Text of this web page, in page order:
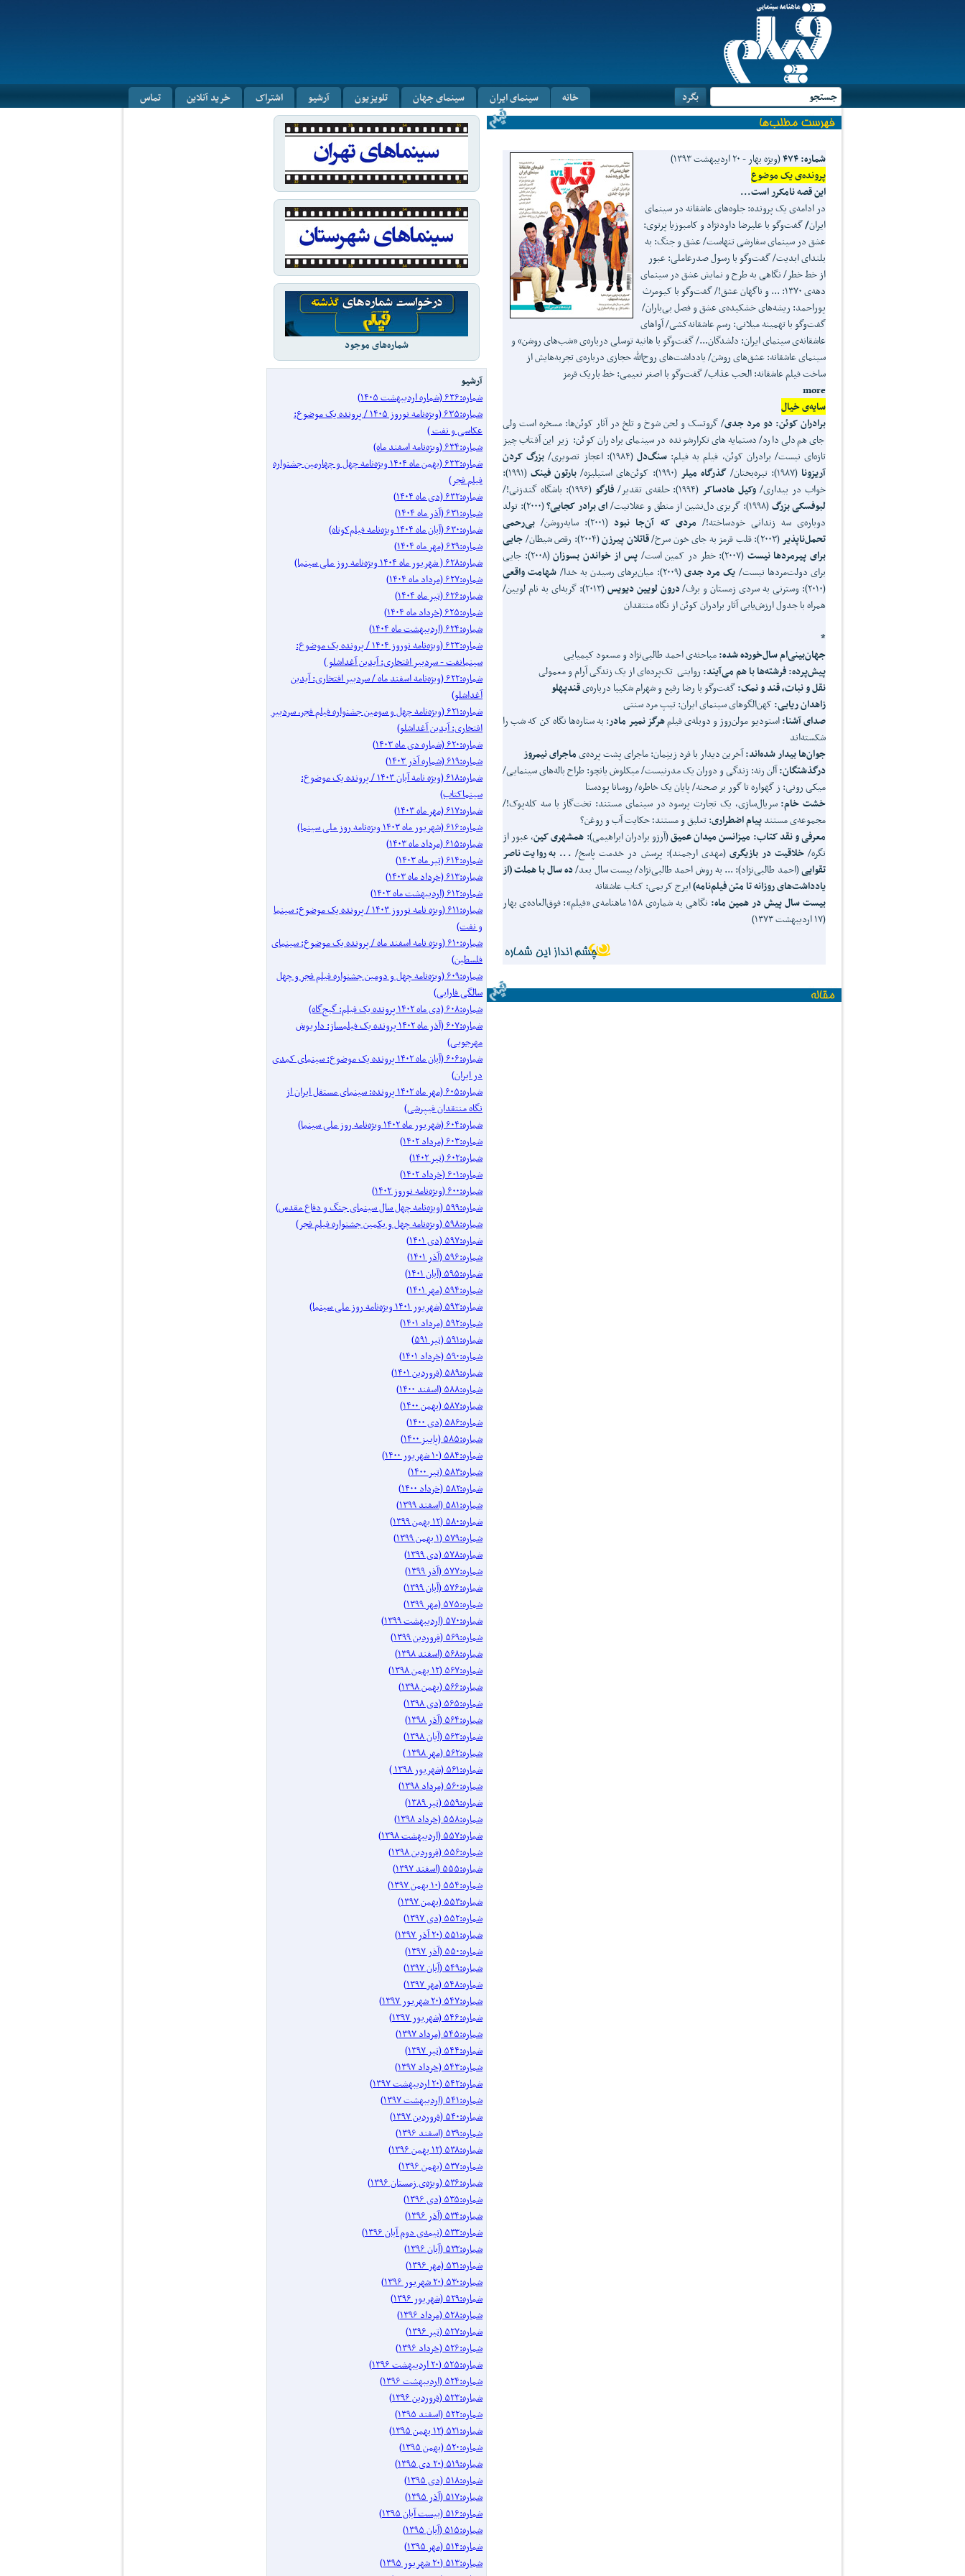
خانه سینمای ایران سینمای جهان تلویزیون آرشیو اشتراک خرید آنلاین تماس
شماره: ۴۷۴
(ویژه بهار - ۲۰ اردیبهشت ۱۳۹۳)
پرونده‌ییک موضوع
این قصه نامکرر است...
در ادامه‌ی یک پرونده: جلوه‌های عاشقانه در سینمای
ایران/گفت‌وگو با علیرضا داودنژاد و کامبوزیا پرتوی:
عشق در سینمای سفارشی تنهاست/ عشق و جنگ: به
بلندای ابدیت/ گفت‌وگو با رسول صدرعاملی: عبور
از خط خطر/ نگاهی به طرح و نمایش عشق در سینمای
دهه‌ی ۱۳۷۰: ... و ناگهان عشق!/ گفت‌وگو با کیومرث
پوراحمد: ریشه‌های خشکیده‌ی عشق و فصل بی‌باران/
گفت‌وگو با تهمینه میلانی: رسم عاشقانه‌کشی/ آواهای
عاشقانه‌ی سینمای ایران: دلشدگان.../ گفت‌وگو با هانیه توسلی درباره‌ی «شب‌های روشن» و
سینمای عاشقانه: عشق‌های روشن/ یادداشت‌های روح‌الله حجازی درباره‌ی تجربه‌هایش از
ساخت فیلم عاشقانه: الحب عذاب/ گفت‌وگو با اصغر نعیمی: خط باریک قرمز
more
سایه‌ی خیال
برادران کوئن: دو مرد جدی/ گروتسک و لحن شوخ و تلخ در آثار کوئن‌ها: مسخره است ولی
جای هم‌دلی دارد/ دستمایه‌های تکرارشونده در سینمای برادران کوئن: زیر این آفتاب چیز
تازه‌ای نیست/ برادران کوئن، فیلم به فیلم:سنگدل (۱۹۸۴): اعجاز تصویری/
بزرگ کردن
آریزونا(۱۹۸۷): تیره‌بختان/ گذرگاه میلر (۱۹۹۰): کوئن‌های استیلیزه/ بارتون فینک
(۱۹۹۱):
خواب در بیداری/ وکیل هادساکر (۱۹۹۴): حلقه‌ی تقدیر/ فارگو (۱۹۹۶): باشگاه گندزنی!/
لبوفسکی بزرگ(۱۹۹۸): گریزی دل‌نشین از منطق و عقلانیت/ ای برادر کجایی؟
(۲۰۰۰): تولد
دوباره‌ی سه زندانی خودساخته!/ مردی که آنجا نبود (۲۰۰۱): سایه‌روشن/ بیرحمی
تحملناپذیر (۲۰۰۳): قلب قرمز به جای خون سرخ/ قاتلان پیرزن(۲۰۰۴): رقص شیطان/
جایی
برای پیرمردها نیست (۲۰۰۷): خطر در کمین است/ پس از خواندن بسوزان
(۲۰۰۸): جایی
برای دولت‌مردها نیست/ یک مرد جدی(۲۰۰۹): میان‌برهای رسیدن به خدا/
شهامت واقعی
(۲۰۱۰): وسترنی به سردی زمستان و برف/
درون لویین دیویس
(۲۰۱۳): گربه‌ای به نام لویین/
همراه با جدول ارزش‌یابی آثار برادران کوئن از نگاه منتقدان
*
جهانبینیام سالخورده شده:مباحثه‌ی احمد طالبی‌نژاد و مسعود کیمیایی
پیشپرده: فرشتهها با هم میآیند: روایتی تک‌پرده‌ای از یک زندگی آرام و معمولی
نقل و نبات، قند و نمک:گفت‌وگو با رضا رفیع و شهرام شکیبا درباره‌یقندپهلو
زاهدان ریایی:کهن‌الگوهای سینمای ایران: تیپ مرد سنتی
صدای آشنا:استودیو مولن‌روژ و دوبله‌ی فیلمهرگز نمیر مادر: به ستاره‌ها نگاه کن که شب را
شکسته‌اند
جوانها بیدار شدهاند:آخرین دیدار با فرد زینِمان: ماجرای پشت پرده‌یماجرای نیمروز
درگذشتگان:آلن رنه: زندگی و دوران یک مدرنیست/ میکلوش یانچو: طراح باله‌های سینمایی/
میکی رونی: ز گهواره تا گور بر صحنه/ پایان یک خاطره/ روسانا پودستا
خشت خام:سریال‌سازی، یک تجارت پرسود در سینمای مستند: تخت‌گاز با سه کله‌پوک!/
مجموعه‌ی مستندپیام اضطراری: تعلیق و مستند؛ حکایت آب و روغن؟
معرفی و نقد کتاب: میزانسن میدان عمیق(آرزو برادران ابراهیمی): همشهری کین، عبور از
نگره/خلاقیت در بازیگری (مهدی ارجمند): پرسش در خدمت پاسخ/ ... به روایت ناصر
تقوایی(احمد طالبی‌نژاد): ... به روش احمد طالبی‌نژاد/ بیست سال بعد/ده سال با هملت (از
یادداشتهای روزانه تا متن فیلمنامه)ایرج کریمی: کتاب عاشقانه
بیست سال پیش در همین ماه:
نگاهی به شماره‌ی ۱۵۸ ماهنامه‌ی «فیلم»: فوق‌العاده‌ی ‌بهار
(۱۷ اردیبهشت ۱۳۷۳)
شماره‌های موجود
آرشیو
شماره:۶۳۶ (شماره اردیبهشت ۱۴۰۵)
شماره:۶۳۵ (ویژه‌نامه نوروز ۱۴۰۵ / پرونده یک موضوع:
عکاسی و نفت )
شماره:۶۳۴ (ویژه‌نامه اسفند ماه)
شماره:۶۳۳ (بهمن ماه ۱۴۰۴ ویژه‌نامه چهل‌ و‌ چهارمین جشنواره
فیلم فجر)
شماره:۶۳۲ (دی ماه ۱۴۰۴)
شماره:۶۳۱ (آذر ماه ۱۴۰۴)
شماره:۶۳۰ (آبان ماه ۱۴۰۴ ویژه‌نامه فیلم‌کوتاه)
شماره:۶۲۹ (مهر ماه ۱۴۰۴)
شماره:۶۲۸ ( شهریور ماه ۱۴۰۴ ویژه‌نامه روز ملی سینما)
شماره:۶۲۷ (مرداد ماه ۱۴۰۴)
شماره:۶۲۶ (تیر ماه ۱۴۰۴)
شماره:۶۲۵ (خرداد ماه ۱۴۰۴)
شماره:۶۲۴ (اردیبهشت ماه ۱۴۰۴)
شماره:۶۲۳ (ویژه‌نامه نوروز ۱۴۰۴ / پرونده یک موضوع:
سینمانفت - سردبیر افتخاری: آیدین آغداشلو )
شماره:۶۲۲ (ویژه‌نامه اسفند ماه / سردبیر افتخاری: آیدین
آغداشلو)
شماره:۶۲۱ (ویژه‌نامه چهل‌ و‌ سومین جشنواره فیلم فجر، سردبیر
افتخاری: آیدین آغداشلو)
شماره:۶۲۰ (شماره دی ماه ۱۴۰۳)
شماره:۶۱۹ (شماره آذر ۱۴۰۳)
شماره:۶۱۸ (ویژه نامه آبان ۱۴۰۳ / پرونده یک موضوع:
سینماکتاب)
شماره:۶۱۷ (مهر ماه ۱۴۰۳)
شماره:۶۱۶ (شهریور ماه ۱۴۰۳ ویژه‌نامه روز ملی سینما)
شماره:۶۱۵ (مرداد ماه ۱۴۰۳)
شماره:۶۱۴ (تیر ماه ۱۴۰۳)
شماره:۶۱۳ (خرداد ماه ۱۴۰۳)
شماره:۶۱۲ (اردیبهشت ماه ۱۴۰۳)
شماره:۶۱۱ (ویژه نامه نوروز ۱۴۰۳ / پرونده یک موضوع: سینما
و نفت)
شماره:۶۱۰ (ویژه نامه اسفند ماه / پرونده یک موضوع: سینمای
فلسطین)
شماره:۶۰۹ (ویژه‌نامه چهل و دومین جشنواره فیلم فجر و چهل
سالگی فارابی)
شماره:۶۰۸ (دی ماه ۱۴۰۲ پرونده یک فیلم: گیج‌گاه)
شماره:۶۰۷ (آذر ماه ۱۴۰۲ پرونده یک فیلمساز: داریوش
مهرجویی)
شماره:۶۰۶ (آبان ماه ۱۴۰۲ پرونده یک موضوع: سینمای کمدی
در ایران)
شماره:۶۰۵ (مهر ماه ۱۴۰۲ پرونده: سینمای مستقل ایران از
نگاه منتقدان فیپرشی)
شماره:۶۰۴ (شهریور ماه ۱۴۰۲ ویژه‌نامه روز ملی سینما)
شماره:۶۰۳ (مرداد ۱۴۰۲)
شماره:۶۰۲ (تیر ۱۴۰۲)
شماره:۶۰۱ (خرداد ۱۴۰۲)
شماره:۶۰۰ (ویژه‌نامه نوروز ۱۴۰۲)
شماره:۵۹۹ (ویژه‌نامه چهل سال سینمای جنگ و دفاع مقدس)
شماره:۵۹۸ (ویژه‌نامه چهل و یکمین جشنواره فیلم فجر)
شماره:۵۹۷ (دی ۱۴۰۱)
شماره:۵۹۶ (آذر ۱۴۰۱)
شماره:۵۹۵ (آبان ۱۴۰۱)
شماره:۵۹۴ (مهر ۱۴۰۱)
شماره:۵۹۳ (شهریور ۱۴۰۱ ویژه‌نامه روز ملی سینما)
شماره:۵۹۲ (مرداد ۱۴۰۱)
شماره:۵۹۱ (تیر ۵۹۱)
شماره:۵۹۰ (خرداد ۱۴۰۱)
شماره:۵۸۹ (فروردین ۱۴۰۱)
شماره:۵۸۸ (اسفند ۱۴۰۰)
شماره:۵۸۷ (بهمن ۱۴۰۰)
شماره:۵۸۶ (دی ۱۴۰۰)
شماره:۵۸۵ (پاییز ۱۴۰۰)
شماره:۵۸۴ (۱۰ شهریور ۱۴۰۰)
شماره:۵۸۳ (تیر ۱۴۰۰)
شماره:۵۸۲ (خرداد ۱۴۰۰)
شماره:۵۸۱ (اسفند ۱۳۹۹)
شماره:۵۸۰ (۱۲ بهمن ۱۳۹۹)
شماره:۵۷۹ (۱ بهمن ۱۳۹۹)
شماره:۵۷۸ (دی ۱۳۹۹)
شماره:۵۷۷ (آذر ۱۳۹۹)
شماره:۵۷۶ (آبان ۱۳۹۹)
شماره:۵۷۵ (مهر ۱۳۹۹)
شماره:۵۷۰ (اردیبهشت ۱۳۹۹)
شماره:۵۶۹ (فروردین ۱۳۹۹)
شماره:۵۶۸ (اسفند ۱۳۹۸)
شماره:۵۶۷ (۱۲ بهمن ۱۳۹۸)
شماره:۵۶۶ (بهمن ۱۳۹۸)
شماره:۵۶۵ (دی ۱۳۹۸)
شماره:۵۶۴ (آذر ۱۳۹۸)
شماره:۵۶۳ (آیان ۱۳۹۸)
شماره:۵۶۲ (مهر ۱۳۹۸ )
شماره:۵۶۱ (شهریور ۱۳۹۸ )
شماره:۵۶۰ (مرداد ۱۳۹۸)
شماره:۵۵۹ (تیر ۱۳۸۹)
شماره:۵۵۸ (خرداد ۱۳۹۸)
شماره:۵۵۷ (اردیبهشت ۱۳۹۸)
شماره:۵۵۶ (فروردین ۱۳۹۸)
شماره:۵۵۵ (اسفند ۱۳۹۷)
شماره:۵۵۴ (۱۰ بهمن ۱۳۹۷)
شماره:۵۵۳ (بهمن ۱۳۹۷)
شماره:۵۵۲ (دی ۱۳۹۷)
شماره:۵۵۱ (۲۰ آذر ۱۳۹۷)
شماره:۵۵۰ (آذر ۱۳۹۷)
شماره:۵۴۹ (آبان ۱۳۹۷)
شماره:۵۴۸ (مهر ۱۳۹۷)
شماره:۵۴۷ (۲۰ شهریور ۱۳۹۷)
شماره:۵۴۶ (شهریور ۱۳۹۷)
شماره:۵۴۵ (مرداد ۱۳۹۷)
شماره:۵۴۴ (تیر ۱۳۹۷)
شماره:۵۴۳ (خرداد ۱۳۹۷)
شماره:۵۴۲ (۲۰ اردیبهشت ۱۳۹۷)
شماره:۵۴۱ (اردیبهشت ۱۳۹۷)
شماره:۵۴۰ (فروردین ۱۳۹۷)
شماره:۵۳۹ (اسفند ۱۳۹۶)
شماره:۵۳۸ (۱۲ بهمن ۱۳۹۶)
شماره:۵۳۷ (بهمن ۱۳۹۶)
شماره:۵۳۶ (ویژه‌ی زمستان ۱۳۹۶)
شماره:۵۳۵ (دی ۱۳۹۶)
شماره:۵۳۴ (آذر ۱۳۹۶)
شماره:۵۳۳ (نیمه‌ی دوم آبان ۱۳۹۶)
شماره:۵۳۲ (آبان ۱۳۹۶)
شماره:۵۳۱ (مهر ۱۳۹۶)
شماره:۵۳۰ (۲۰ شهریور ۱۳۹۶)
شماره:۵۲۹ (شهریور ۱۳۹۶)
شماره:۵۲۸ (مرداد ۱۳۹۶)
شماره:۵۲۷ (تیر ۱۳۹۶)
شماره:۵۲۶ (خرداد ۱۳۹۶)
شماره:۵۲۵ (۲۰ اردیبهشت ۱۳۹۶)
شماره:۵۲۴ (اردیبهشت ۱۳۹۶)
شماره:۵۲۳ (فروردین ۱۳۹۶)
شماره:۵۲۲ (اسفند ۱۳۹۵)
شماره:۵۲۱ (۱۲ بهمن ۱۳۹۵)
شماره:۵۲۰ (بهمن ۱۳۹۵)
شماره:۵۱۹ (۲۰ دی ۱۳۹۵)
شماره:۵۱۸ (دی ۱۳۹۵)
شماره:۵۱۷ (آذر ۱۳۹۵)
شماره:۵۱۶ (بیست آبان ۱۳۹۵)
شماره:۵۱۵ (آبان ۱۳۹۵)
شماره:۵۱۴ (مهر ۱۳۹۵)
شماره:۵۱۳ (۲۰ شهریور ۱۳۹۵)